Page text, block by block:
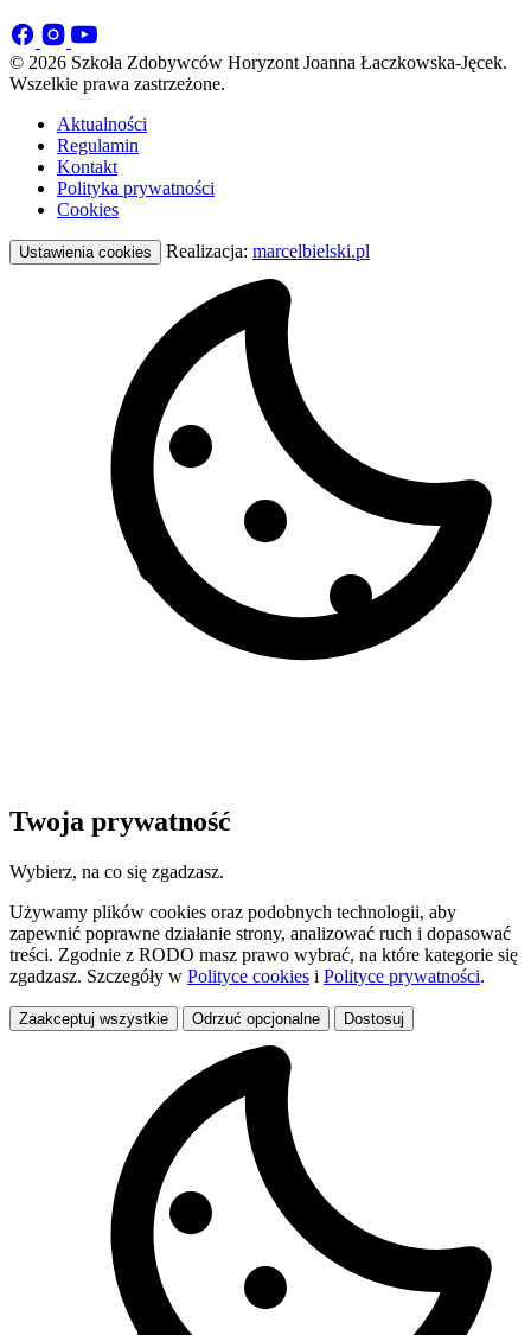
© 2026 Szkoła Zdobywców Horyzont Joanna Łaczkowska-Jęcek.
Wszelkie prawa zastrzeżone.
Aktualności
Regulamin
Kontakt
Polityka prywatności
Cookies
Ustawienia cookies Realizacja: marcelbielski.pl
Twoja prywatność
Wybierz, na co się zgadzasz.
Używamy plików cookies oraz podobnych technologii, aby
zapewnić poprawne działanie strony, analizować ruch i dopasować
treści. Zgodnie z RODO masz prawo wybrać, na które kategorie się
zgadzasz. Szczegóły w Polityce cookies i Polityce prywatności.
Zaakceptuj wszystkie Odrzuć opcjonalne Dostosuj